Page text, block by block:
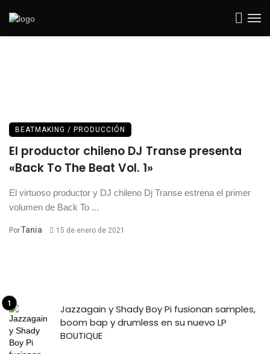
BEATMAKING / PRODUCCIÓN
El productor chileno DJ Transe presenta
«Back To The Beat Vol. 1»
El virtuoso productor y DJ chileno Dj Transe estrena el primer
volumen de Back To ...
PorTania 15 de enero de 2021
Jazzagain y Shady Boy Pi fusionan samples,
boom bap y drumless en su nuevo LP
BOUTIQUE